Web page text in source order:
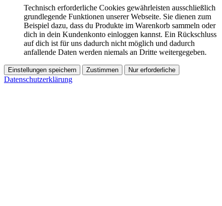
Technisch erforderliche Cookies gewährleisten ausschließlich
grundlegende Funktionen unserer Webseite. Sie dienen zum
Beispiel dazu, dass du Produkte im Warenkorb sammeln oder
dich in dein Kundenkonto einloggen kannst. Ein Rückschluss
auf dich ist für uns dadurch nicht möglich und dadurch
anfallende Daten werden niemals an Dritte weitergegeben.
Einstellungen speichern Zustimmen Nur erforderliche
Datenschutzerklärung